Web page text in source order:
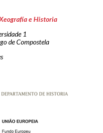
e Historia
1
de Compostela